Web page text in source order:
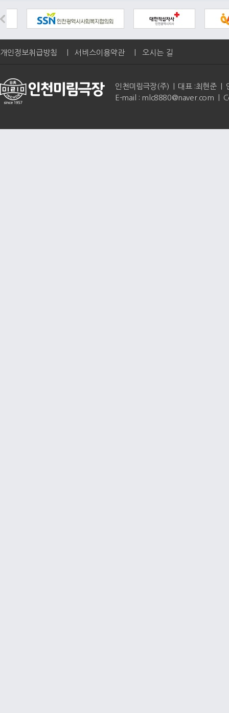
개인정보취급방침 서비스이용약관 오시는 길
인천미림극장(주) | 대표 :최현준 |
E-mail : mlc8880@naver.com |